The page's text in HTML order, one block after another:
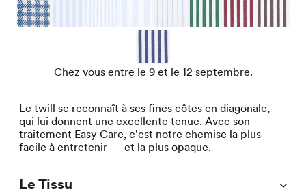
Chez vous entre le 9 et le 12 septembre.
Le twill se reconnaît à ses fines côtes en diagonale,
qui lui donnent une excellente tenue. Avec son
traitement Easy Care, c'est notre chemise la plus
facile à entretenir — et la plus opaque.
Le Tissu